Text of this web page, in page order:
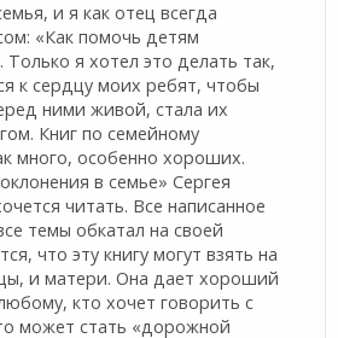
и я как отец всегда
«Как помочь детям
Только я хотел это делать так,
к сердцу моих ребят, чтобы
ними живой, стала их
Книг по семейному
много, особенно хороших.
в семье» Сергея
читать. Все написанное
темы обкатал на своей
что эту книгу могут взять на
и матери. Она дает хороший
кто хочет говорить с
может стать «дорожной